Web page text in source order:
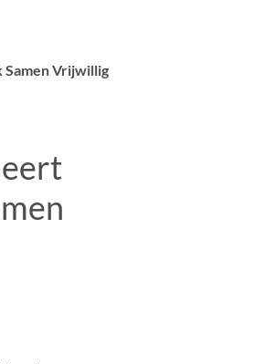
Vrijwillig